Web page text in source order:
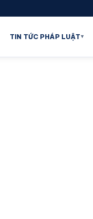
TIN TỨC PHÁP LUẬT▾